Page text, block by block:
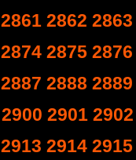
2861 2862 2863
2874 2875 2876
2887 2888 2889
2900 2901 2902
2913 2914 2915